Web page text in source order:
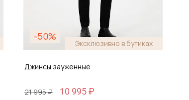
-50%
Эксклюзивно в бутиках
Джинсы зауженные
21 995 ₽ 10 995 ₽